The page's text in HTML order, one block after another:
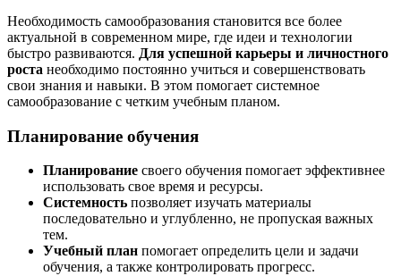
Необходимость самообразования становится все более
актуальной в современном мире, где идеи и технологии
быстро развиваются. Для успешной карьеры и личностного
роста необходимо постоянно учиться и совершенствовать
свои знания и навыки. В этом помогает системное
самообразование с четким учебным планом.
Планирование обучения
Планирование своего обучения помогает эффективнее
использовать свое время и ресурсы.
Системность позволяет изучать материалы
последовательно и углубленно, не пропуская важных
тем.
Учебный план помогает определить цели и задачи
обучения, а также контролировать прогресс.